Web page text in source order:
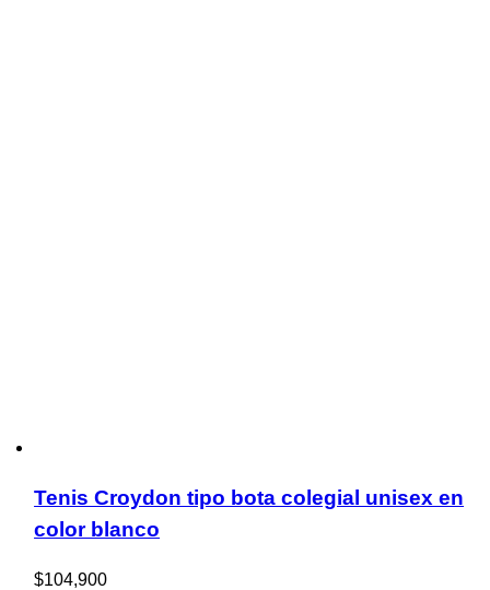
Tenis Croydon tipo bota colegial unisex en
color blanco
$104,900